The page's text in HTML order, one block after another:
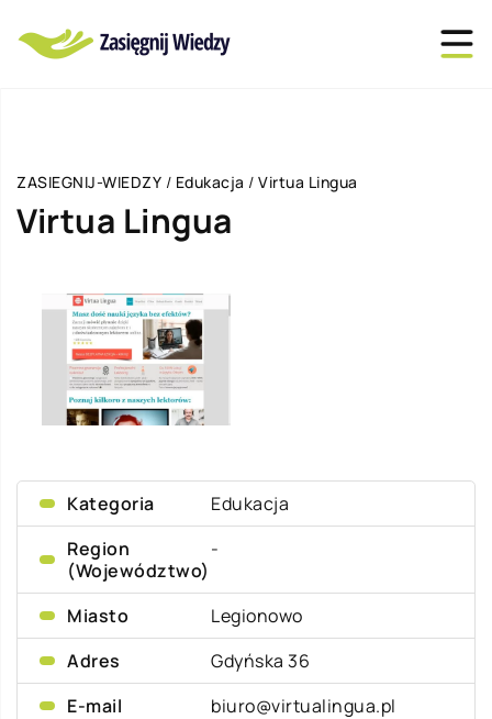
ZASIEGNIJ-WIEDZY / Edukacja / Virtua Lingua
Virtua Lingua
Kategoria
Edukacja
Region
(Województwo)
-
Miasto
Legionowo
Adres
Gdyńska 36
E-mail
biuro@virtualingua.pl